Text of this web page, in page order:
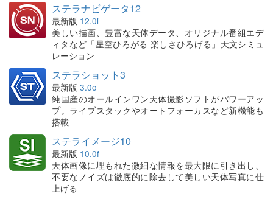
ステラナビゲータ12
最新版 12.0i
美しい描画、豊富な天体データ、オリジナル番組エデ
ィタなど「星空ひろがる 楽しさひろげる」天文シミュ
レーション
ステラショット3
最新版 3.0o
純国産のオールインワン天体撮影ソフトがパワーアッ
プ。ライブスタックやオートフォーカスなど新機能も
搭載
ステライメージ10
最新版 10.0f
天体画像に埋もれた微細な情報を最大限に引き出し、
不要なノイズは徹底的に除去して美しい天体写真に仕
上げる